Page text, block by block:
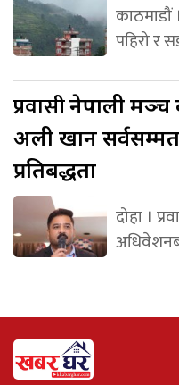
काठमाडौं
पहिरो र
प्रवासीनेपाली मञ्च
अली खान सर्वसम्मत,
प्रतिबद्धता
दोहा ।